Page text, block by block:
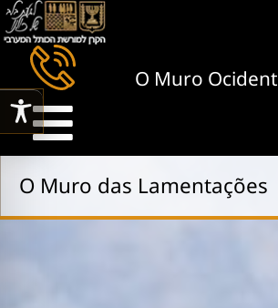
O Muro
O Muro das Lamentações